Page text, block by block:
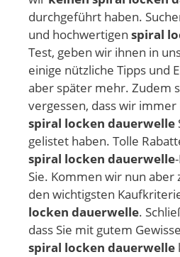
durchgeführt haben.
und hochwertigen spiral
Test, geben wir ihnen in
einige nützliche Tipps und
aber später mehr. Zudem
vergessen, dass wir
spiral locken dauerwelle
gelistet haben. Tolle
spiral locken dauerwelle
Sie. Kommen wir nun aber
den wichtigsten
locken dauerwelle.
dass Sie mit gutem
spiral locken dauerwelle